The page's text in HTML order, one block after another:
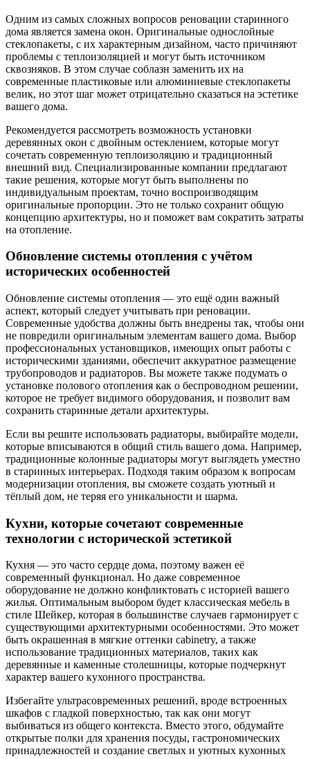
Одним из самых сложных вопросов реновации старинного
дома является замена окон. Оригинальные однослойные
стеклопакеты, с их характерным дизайном, часто причиняют
проблемы с теплоизоляцией и могут быть источником
сквозняков. В этом случае соблазн заменить их на
современные пластиковые или алюминиевые стеклопакеты
велик, но этот шаг может отрицательно сказаться на эстетике
вашего дома.
Рекомендуется рассмотреть возможность установки
деревянных окон с двойным остеклением, которые могут
сочетать современную теплоизоляцию и традиционный
внешний вид. Специализированные компании предлагают
такие решения, которые могут быть выполнены по
индивидуальным проектам, точно воспроизводящим
оригинальные пропорции. Это не только сохранит общую
концепцию архитектуры, но и поможет вам сократить затраты
на отопление.
Обновление системы отопления с учётом
исторических особенностей
Обновление системы отопления — это ещё один важный
аспект, который следует учитывать при реновации.
Современные удобства должны быть внедрены так, чтобы они
не повредили оригинальным элементам вашего дома. Выбор
профессиональных установщиков, имеющих опыт работы с
историческими зданиями, обеспечит аккуратное размещение
трубопроводов и радиаторов. Вы можете также подумать о
установке полового отопления как о беспроводном решении,
которое не требует видимого оборудования, и позволит вам
сохранить старинные детали архитектуры.
Если вы решите использовать радиаторы, выбирайте модели,
которые вписываются в общий стиль вашего дома. Например,
традиционные колонные радиаторы могут выглядеть уместно
в старинных интерьерах. Подходя таким образом к вопросам
модернизации отопления, вы сможете создать уютный и
тёплый дом, не теряя его уникальности и шарма.
Кухни, которые сочетают современные
технологии с исторической эстетикой
Кухня — это часто сердце дома, поэтому важен её
современный функционал. Но даже современное
оборудование не должно конфликтовать с историей вашего
жилья. Оптимальным выбором будет классическая мебель в
стиле Шейкер, которая в большинстве случаев гармонирует с
существующими архитектурными особенностями. Это может
быть окрашенная в мягкие оттенки cabinetry, а также
использование традиционных материалов, таких как
деревянные и каменные столешницы, которые подчеркнут
характер вашего кухонного пространства.
Избегайте ультрасовременных решений, вроде встроенных
шкафов с гладкой поверхностью, так как они могут
выбиваться из общего контекста. Вместо этого, обдумайте
открытые полки для хранения посуды, гастрономических
принадлежностей и создание светлых и уютных кухонных